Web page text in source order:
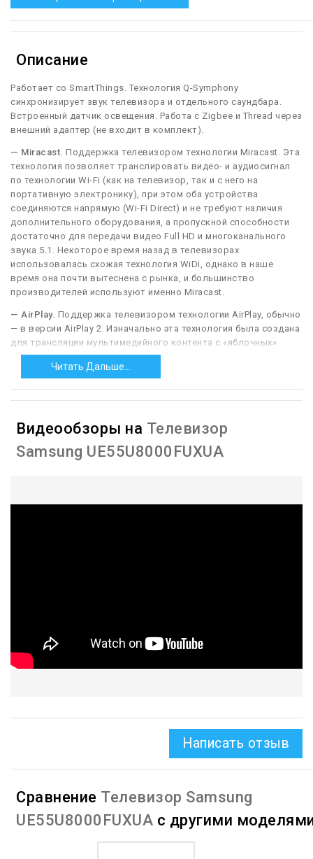
Описание
Работает со SmartThings. Технология Q-Symphony
синхронизирует звук телевизора и отдельного саундбара.
Встроенный датчик освещения. Работа с Zigbee и Thread через
внешний адаптер (не входит в комплект).
— Miracast. Поддержка телевизором технологии Miracast. Эта
технология позволяет транслировать видео- и аудиосигнал
по технологии Wi-Fi (как на телевизор, так и с него на
портативную электронику), при этом оба устройства
соединяются напрямую (Wi-Fi Direct) и не требуют наличия
дополнительного оборудования, а пропускной способности
достаточно для передачи видео Full HD и многоканального
звука 5.1. Некоторое время назад в телевизорах
использовалась схожая технология WiDi, однако в наше
время она почти вытеснена с рынка, и большинство
производителей используют именно Miracast.
— AirPlay. Поддержка телевизором технологии AirPlay, обычно
— в версии AirPlay 2. Изначально эта технология была создана
для трансляции мультимедийного контента с «яблочных»
гаджетов (iPhone, iPad и т. п.) на внешние устройства, в том
числе телевизоры. При этом она позволяет не просто
дополнительных возможностей — трансляцию
обложка альбома), управление воспроизведением с пульта
телевизора и т. п. В AirPlay 2, в свою очередь, был добавлен
формат «мультирум» — возможность одновременной
Читать Дальше...
Видеообзоры на Телевизор
Samsung UE55U8000FUXUA
Написать отзыв
Сравнение Телевизор Samsung
UE55U8000FUXUA с другими